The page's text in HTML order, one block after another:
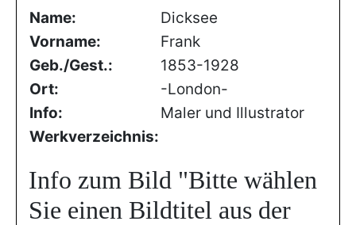
Name:
Dicksee
Vorname:
Frank
Geb./Gest.:
1853-1928
Ort:
-London-
Info:
Maler und Illustrator
Werkverzeichnis:
Info zum Bild "Bitte wählen
Sie einen Bildtitel aus der